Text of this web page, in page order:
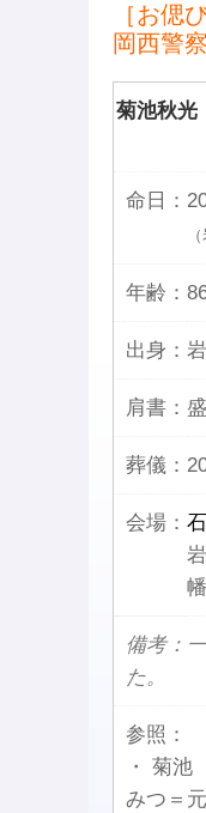
［お偲
岡西警
菊池秋光
命日：
年齢：
出身：
肩書：
葬儀：
会場：
備考：
た。
参照：
・ 菊
みつ＝